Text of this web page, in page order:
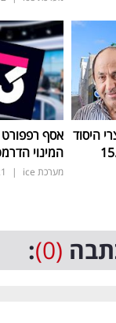
היסוד אסף
המינוי
מערכת ice |
(0)
: